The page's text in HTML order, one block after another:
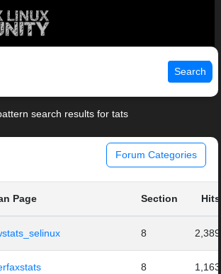
Search
search results for tats
Forum Categories
Page Section Hits
8 2,389
8 1,163